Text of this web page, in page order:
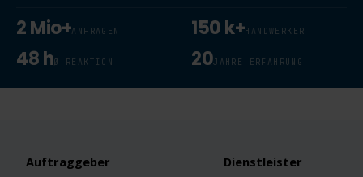
2 Mio+ANFRAGEN 150 k+HANDWERKER
48 hØ REAKTION 20JAHRE ERFAHRUNG
Auftraggeber Dienstleister